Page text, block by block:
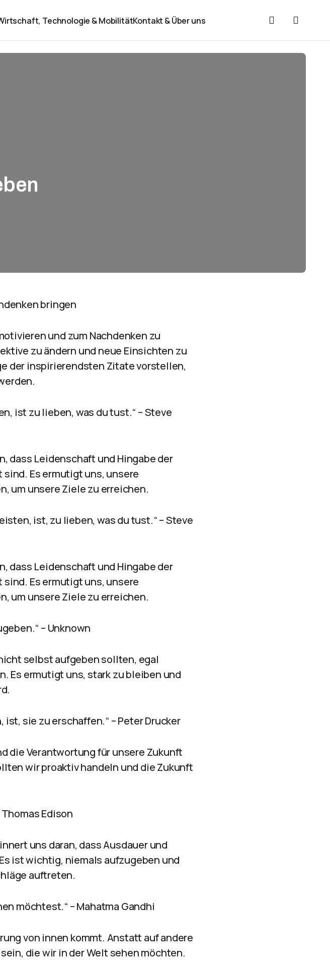
Technologie & MobilitätKontakt & Über uns
bringen
und zum Nachdenken zu
zu ändern und neue Einsichten zu
der inspirierendsten Zitate vorstellen,
ist zu lieben, was du tust.“ – Steve
dass Leidenschaft und Hingabe der
Es ermutigt uns, unsere
um unsere Ziele zu erreichen.
ist, zu lieben, was du tust.“ – Steve
dass Leidenschaft und Hingabe der
Es ermutigt uns, unsere
um unsere Ziele zu erreichen.
– Unknown
selbst aufgeben sollten, egal
Es ermutigt uns, stark zu bleiben und
sie zu erschaffen.“ – Peter Drucker
die Verantwortung für unsere Zukunft
wir proaktiv handeln und die Zukunft
Edison
uns daran, dass Ausdauer und
ist wichtig, niemals aufzugeben und
auftreten.
möchtest.“ – Mahatma Gandhi
von innen kommt. Anstatt auf andere
die wir in der Welt sehen möchten.